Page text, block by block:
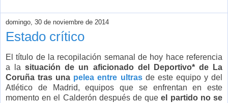
domingo, 30 de noviembre de 2014
Estado crítico
El título de la recopilación semanal de hoy hace referencia
a lasituación de un aficionado del Deportivo* de La
Coruña tras una pelea entre ultras de este equipo y del
Atlético de Madrid, equipos que se enfrentan en este
momento en el Calderón después de queel partido no se